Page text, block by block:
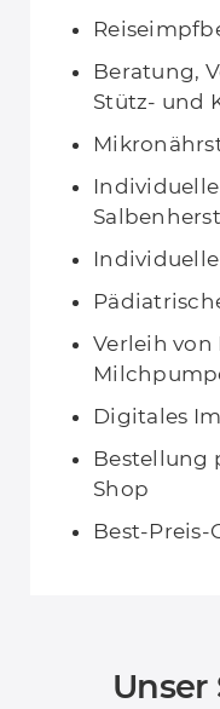
Beratung,
Stütz- und
Verleih von
Digitales
Bestellung
Shop
Best-Preis-